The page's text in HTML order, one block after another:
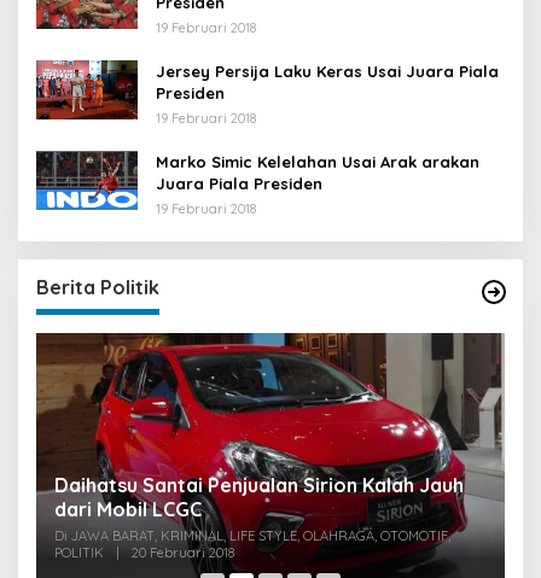
19 Februari 2018
Jersey Persija Laku Keras Usai Juara Piala
Presiden
19 Februari 2018
Marko Simic Kelelahan Usai Arak arakan
Juara Piala Presiden
19 Februari 2018
Berita Politik
Daihatsu Santai Penjualan Sirion Kalah Jauh
dari Mobil LCGC
Di JAWA BARAT, KRIMINAL, LIFE STYLE, OLAHRAGA, OTOMOTIF,
POLITIK
| 20 Februari 2018